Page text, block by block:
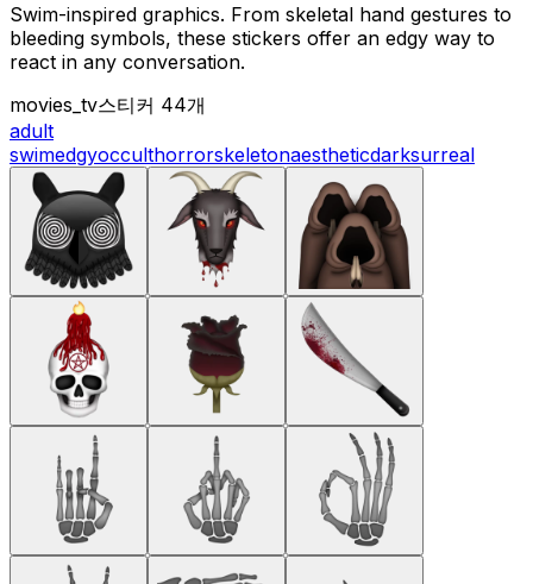
Swim-inspired graphics. From skeletal hand gestures to
bleeding symbols, these stickers offer an edgy way to
react in any conversation.
movies_tv스티커 44개
adult
swimedgyocculthorrorskeletonaestheticdarksurreal